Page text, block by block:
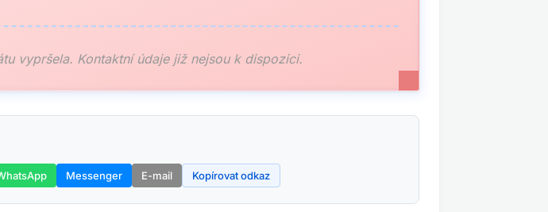
vypršela. Kontaktní údaje již nejsou k dispozici.
Messenger E-mail Kopírovat odkaz